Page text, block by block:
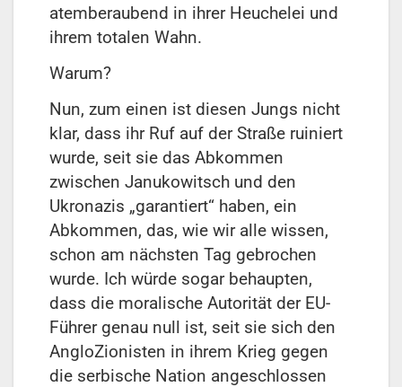
atemberaubend in ihrer Heuchelei und
ihrem totalen Wahn.
Warum?
Nun, zum einen ist diesen Jungs nicht
klar, dass ihr Ruf auf der Straße ruiniert
wurde, seit sie das Abkommen
zwischen Janukowitsch und den
Ukronazis „garantiert“ haben, ein
Abkommen, das, wie wir alle wissen,
schon am nächsten Tag gebrochen
wurde. Ich würde sogar behaupten,
dass die moralische Autorität der EU-
Führer genau null ist, seit sie sich den
AngloZionisten in ihrem Krieg gegen
die serbische Nation angeschlossen